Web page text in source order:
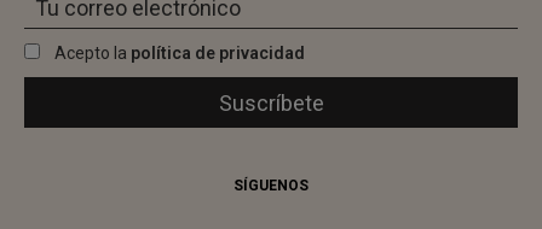
Acepto la política de privacidad
SÍGUENOS